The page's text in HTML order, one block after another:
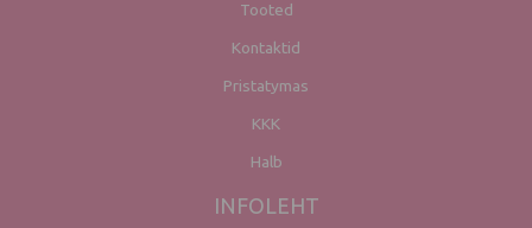
Tooted
Kontaktid
Pristatymas
KKK
Halb
INFOLEHT